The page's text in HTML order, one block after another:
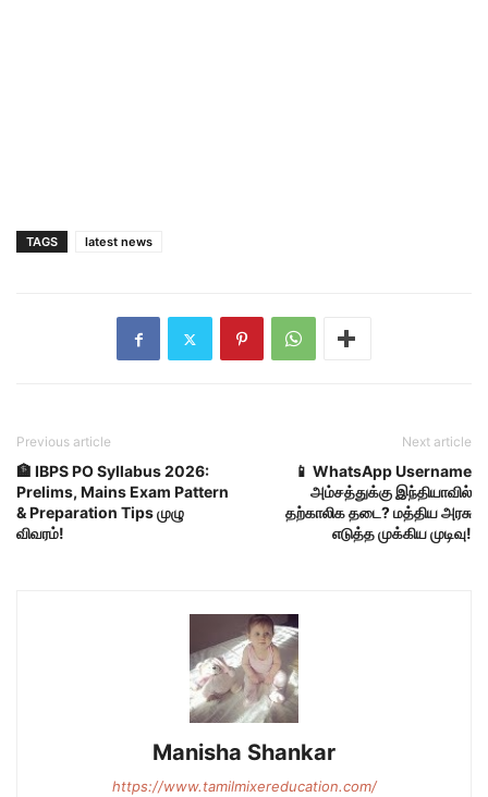
TAGS latest news
Previous article
🏦 IBPS PO Syllabus 2026:
Prelims, Mains Exam Pattern
& Preparation Tips முழு
விவரம்!
Next article
📱 WhatsApp Username
அம்சத்துக்கு இந்தியாவில்
தற்காலிக தடை? மத்திய அரசு
எடுத்த முக்கிய முடிவு!
Manisha Shankar
https://www.tamilmixereducation.com/